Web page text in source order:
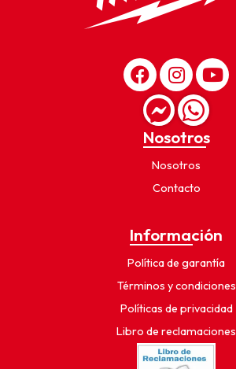
Nosotros
Nosotros
Contacto
Información
Política de garantía
Términos y condiciones
Políticas de privacidad
Libro de reclamaciones